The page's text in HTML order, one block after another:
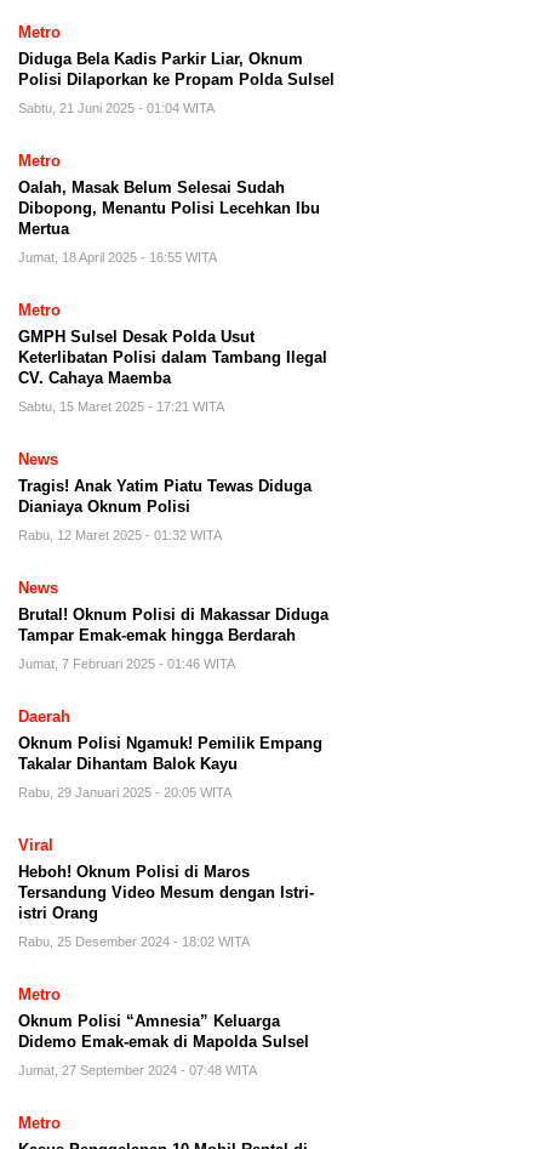
Metro
Diduga Bela Kadis Parkir Liar, Oknum
Polisi Dilaporkan ke Propam Polda Sulsel
Sabtu, 21 Juni 2025 - 01:04 WITA
Metro
Oalah, Masak Belum Selesai Sudah
Dibopong, Menantu Polisi Lecehkan Ibu
Mertua
Jumat, 18 April 2025 - 16:55 WITA
Metro
GMPH Sulsel Desak Polda Usut
Keterlibatan Polisi dalam Tambang Ilegal
CV. Cahaya Maemba
Sabtu, 15 Maret 2025 - 17:21 WITA
News
Tragis! Anak Yatim Piatu Tewas Diduga
Dianiaya Oknum Polisi
Rabu, 12 Maret 2025 - 01:32 WITA
News
Brutal! Oknum Polisi di Makassar Diduga
Tampar Emak-emak hingga Berdarah
Jumat, 7 Februari 2025 - 01:46 WITA
Daerah
Oknum Polisi Ngamuk! Pemilik Empang
Takalar Dihantam Balok Kayu
Rabu, 29 Januari 2025 - 20:05 WITA
Viral
Heboh! Oknum Polisi di Maros
Tersandung Video Mesum dengan Istri-
istri Orang
Rabu, 25 Desember 2024 - 18:02 WITA
Metro
Oknum Polisi “Amnesia” Keluarga
Didemo Emak-emak di Mapolda Sulsel
Jumat, 27 September 2024 - 07:48 WITA
Metro